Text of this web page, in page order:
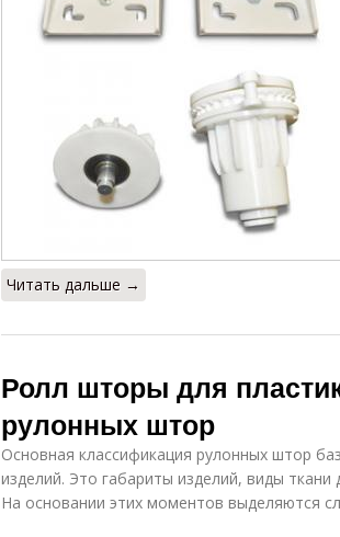
Читать дальше →
Ролл шторы для
рулонных штор
Основная классификация рулонных штор
изделий. Это габариты изделий, виды
На основании этих моментов выделяются